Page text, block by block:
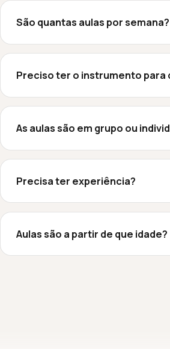
São quantas aulas por semana?
Preciso ter o instrumento para
As aulas são em grupo ou
Precisa ter experiência?
Aulas são a partir de que idade?